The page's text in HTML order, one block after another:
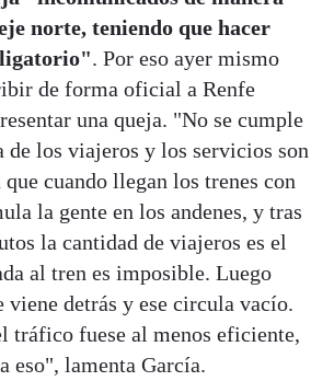
norte, teniendo que hacer
. Por eso ayer mismo
de forma oficial a Renfe
una queja. "No se cumple
de los viajeros y los servicios son
cuando llegan los trenes con
la gente en los andenes, y tras
la cantidad de viajeros es el
al tren es imposible. Luego
viene detrás y ese circula vacío.
tráfico fuese al menos eficiente,
eso", lamenta García.